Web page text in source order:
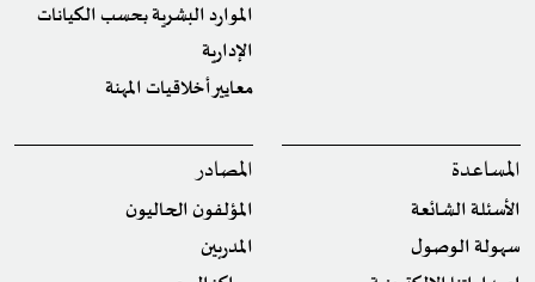
الموارد البشرية بحسب الكيانات
الإدارية
معايير أخلاقيات المهنة
المساعدة
الأسئلة الشائعة
سهولة الوصول
المصادر
المؤلفون الحاليون
المدربين